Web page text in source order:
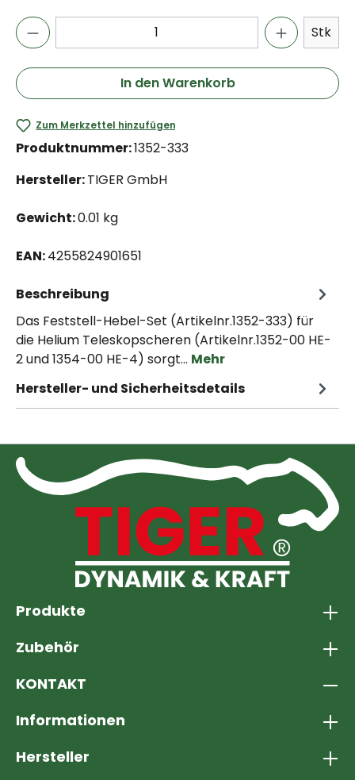
Stk
In den Warenkorb
Zum Merkzettel hinzufügen
Produktnummer:1352-333
Hersteller:TIGER GmbH
Gewicht:0.01 kg
EAN:4255824901651
Beschreibung
Das Feststell-Hebel-Set (Artikelnr.1352-333) für
die Helium Teleskopscheren (Artikelnr.1352-00 HE-
2 und 1354-00 HE-4) sorgt… Mehr
Hersteller- und Sicherheitsdetails
Produkte
Zubehör
KONTAKT
Informationen
Hersteller